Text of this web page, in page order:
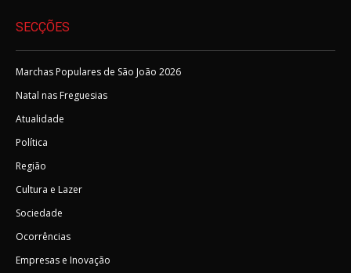
SECÇÕES
Marchas Populares de São João 2026
Natal nas Freguesias
Atualidade
Política
Região
Cultura e Lazer
Sociedade
Ocorrências
Empresas e Inovação